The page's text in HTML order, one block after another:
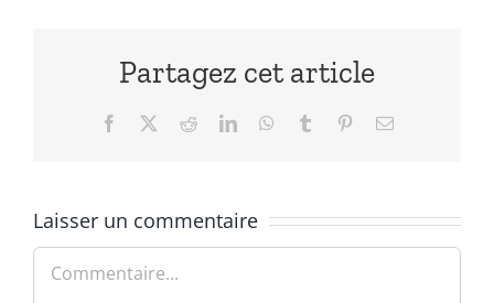
Partagez cet article
Facebook RedditLinkedInWhatsApp
Tumblr PinterestEmail
Laisser un commentaire
Commentaire